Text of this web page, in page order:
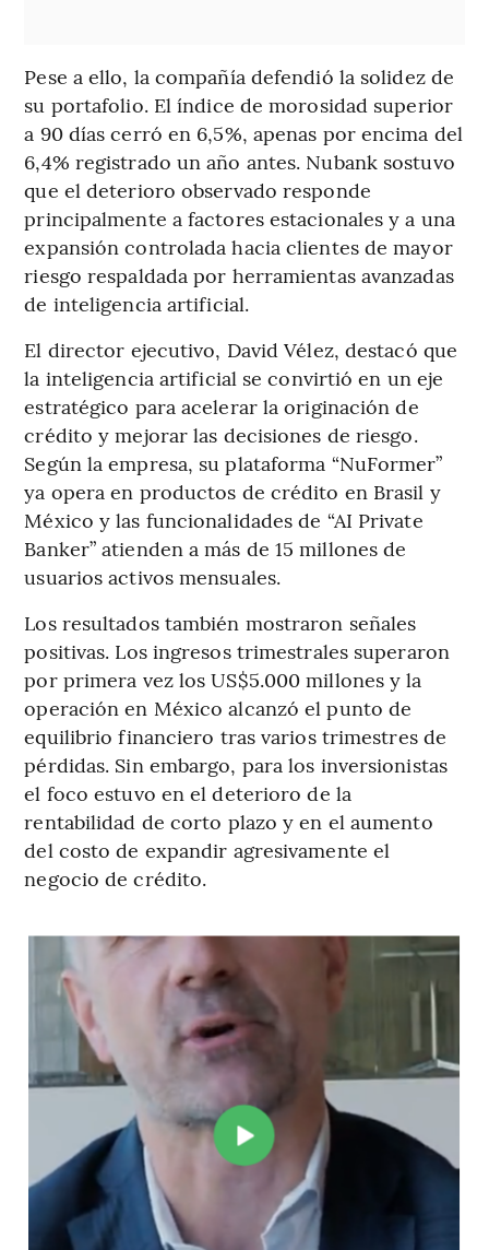
Pese a ello, la compañía defendió la solidez de
su portafolio. El índice de morosidad superior
a 90 días cerró en 6,5%, apenas por encima del
6,4% registrado un año antes. Nubank sostuvo
que el deterioro observado responde
principalmente a factores estacionales y a una
expansión controlada hacia clientes de mayor
riesgo respaldada por herramientas avanzadas
de inteligencia artificial.
El director ejecutivo, David Vélez, destacó que
la inteligencia artificial se convirtió en un eje
estratégico para acelerar la originación de
crédito y mejorar las decisiones de riesgo.
Según la empresa, su plataforma “NuFormer”
ya opera en productos de crédito en Brasil y
México y las funcionalidades de “AI Private
Banker” atienden a más de 15 millones de
usuarios activos mensuales.
Los resultados también mostraron señales
positivas. Los ingresos trimestrales superaron
por primera vez los US$5.000 millones y la
operación en México alcanzó el punto de
equilibrio financiero tras varios trimestres de
pérdidas. Sin embargo, para los inversionistas
el foco estuvo en el deterioro de la
rentabilidad de corto plazo y en el aumento
del costo de expandir agresivamente el
negocio de crédito.